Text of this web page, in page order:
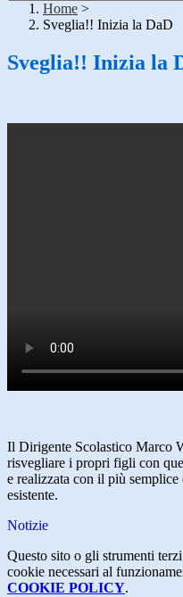
Home >
Sveglia!! Inizia la DaD
Sveglia!! Inizia la
Il Dirigente Scolastico Marco
risvegliare i propri figli con
e realizzata con il più
esistente.
Notizie
Questo sito o gli strumenti
cookie necessari al
COOKIE POLICY.